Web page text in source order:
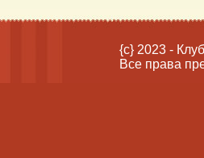
{c} 2023 -
Все права